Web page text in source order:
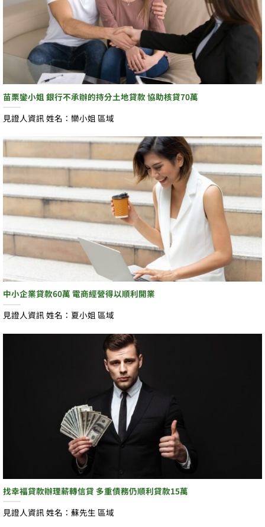
苗栗鑾小姐 銀行不承辦的持分土地貸款 協助核貸70萬
見證人資訊 姓名：欒小姐 區域
中小企業貸款60萬 電商經營得以順利開業
見證人資訊 姓名：夏小姐 區域
找幸福貸款辦理薪轉信貸 多重債務仍順利貸款15萬
見證人資訊 姓名：蘇先生 區域